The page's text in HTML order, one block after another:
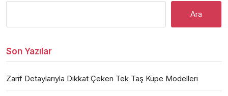
Ara
Son Yazılar
Zarif Detaylarıyla Dikkat Çeken Tek Taş Küpe Modelleri